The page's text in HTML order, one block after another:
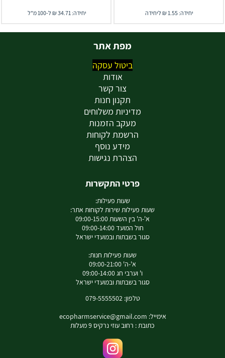
יחידה: 1.55 ₪ ליחידה יחידה: 34.71 ₪ ל-100 מ"ל
מפת אתר
ביטול עסקה
אודות
צור קשר
תקנון חנות
מדיניות משלוחים
מעקב הזמנות
הרשמת לקוחות
מידע נוסף
הצהרת נגישות
פרטי התקשרות
שעות פעילות:
שעות פעילות שירות לקוחות אתר:
א'-ה' בין השעות 09:00-15:00
חול המועד 09:00-14:00
סגור בשבתות ובמועדי ישראל
שעות פעילות חנות:
א'-ה' 09:00-21:00
ו' וערבי חג 09:00-14:00
סגור בשבתות ובמועדי ישראל
טלפון: 079-5555502
אימייל: ecopharmservice@gmail.com
כתובת : רחוב עוזי נרקיס 9 מעלות